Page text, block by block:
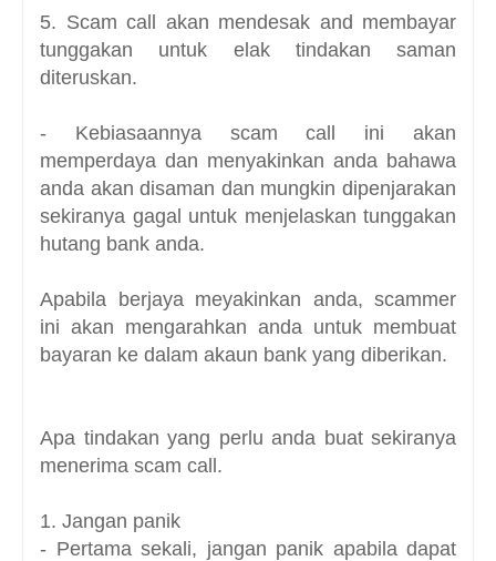
5. Scam call akan mendesak and membayar
tunggakan untuk elak tindakan saman
diteruskan.
- Kebiasaannya scam call ini akan
memperdaya dan menyakinkan anda bahawa
anda akan disaman dan mungkin dipenjarakan
sekiranya gagal untuk menjelaskan tunggakan
hutang bank anda.
Apabila berjaya meyakinkan anda, scammer
ini akan mengarahkan anda untuk membuat
bayaran ke dalam akaun bank yang diberikan.
Apa tindakan yang perlu anda buat sekiranya
menerima scam call.
1. Jangan panik
- Pertama sekali, jangan panik apabila dapat